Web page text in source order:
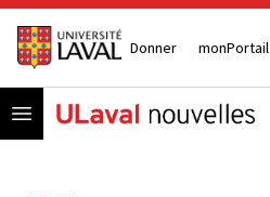
Donner monPortail
Open menu